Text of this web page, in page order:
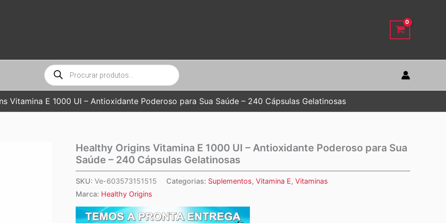
Pesquisar
produtos
Vitamina E 1000 UI – Antioxidante Poderoso para Sua Saúde – 240 Cápsulas Gelatinosas
Healthy Origins Vitamina E 1000 UI – Antioxidante Poderoso para Sua
Saúde – 240 Cápsulas Gelatinosas
SKU: Ve-603573151515 Categorias: Suplementos, Vitamina E, Vitaminas
Marca: Healthy Origins